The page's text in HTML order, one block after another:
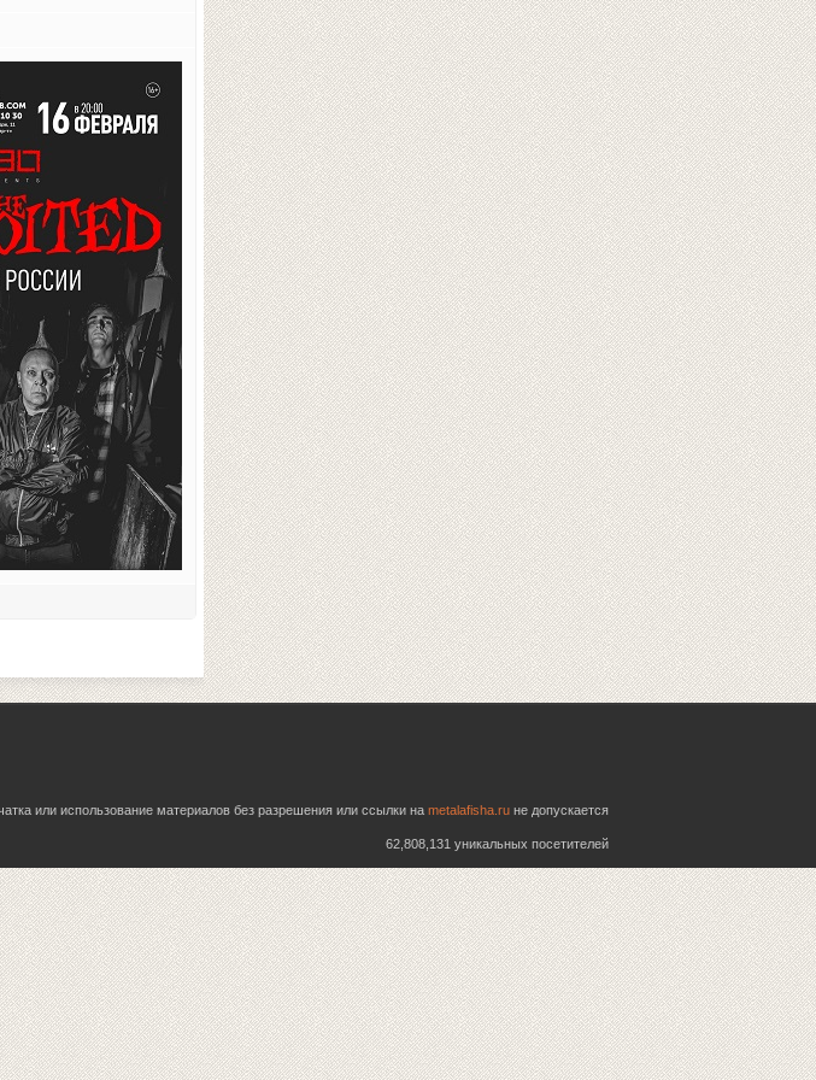
или использование материалов без разрешения или ссылки на metalafisha.ru не допускается
62,808,131 уникальных посетителей